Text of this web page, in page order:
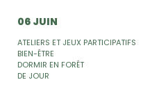
06 JUIN
ATELIERS ET JEUX PARTICIPATIFS
BIEN-ÊTRE
DORMIR EN FORÊT
DE JOUR